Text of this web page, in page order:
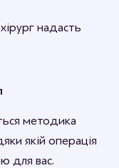
надасть
методика
якій операція
для вас.